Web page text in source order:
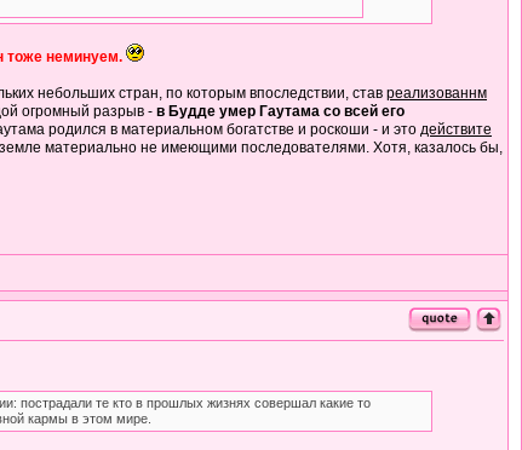
тоже неминуем.
небольших стран, по которым впоследствии, став реализованнм
огромный разрыв - в Будде умер Гаутама со всей его
родился в материальном богатстве и роскоши - и это действите
материально не имеющими последователями. Хотя, казалось бы,
пострадали те кто в прошлых жизнях совершал какие то
кармы в этом мире.